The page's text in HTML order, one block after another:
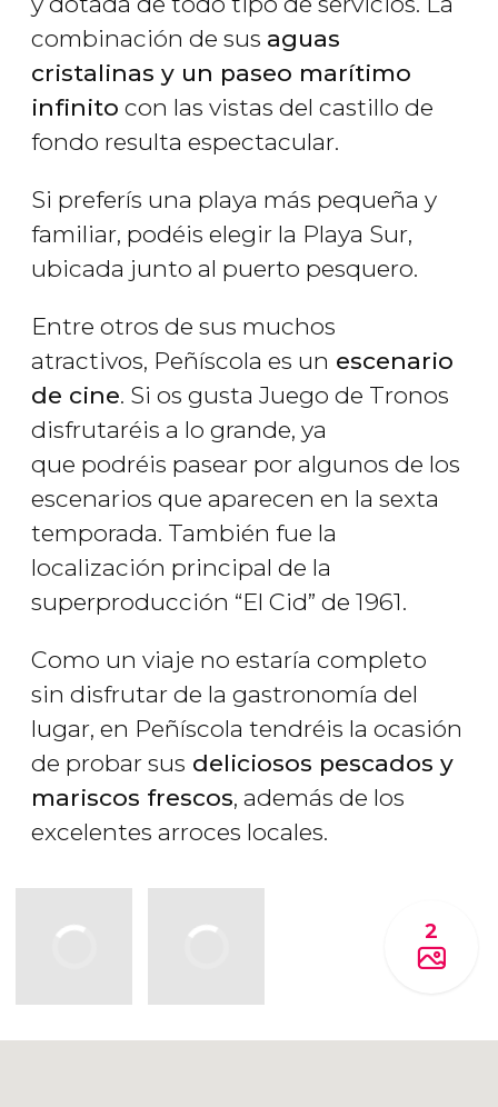
combinación de sus aguas
cristalinas y un paseo marítimo
infinito con las vistas del castillo de
fondo resulta espectacular.
Si preferís una playa más pequeña y
familiar, podéis elegir la Playa Sur,
ubicada junto al puerto pesquero.
Entre otros de sus muchos
atractivos, Peñíscola es un escenario
de cine. Si os gusta Juego de Tronos
disfrutaréis a lo grande, ya
que podréis pasear por algunos de los
escenarios que aparecen en la sexta
temporada. También fue la
localización principal de la
superproducción “El Cid” de 1961.
Como un viaje no estaría completo
sin disfrutar de la gastronomía del
lugar, en Peñíscola tendréis la ocasión
de probar sus deliciosos pescados y
mariscos frescos, además de los
excelentes arroces locales.
2